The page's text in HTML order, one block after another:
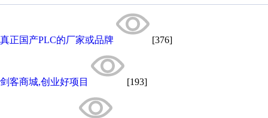
真正国产PLC的厂家或品牌 [376]
剑客商城,创业好项目 [193]